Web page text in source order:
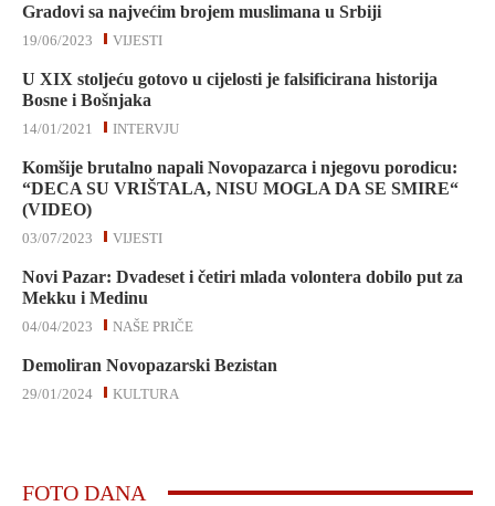
Gradovi sa najvećim brojem muslimana u Srbiji
VIJESTI
19/06/2023
U XIX stoljeću gotovo u cijelosti je falsificirana historija
Bosne i Bošnjaka
INTERVJU
14/01/2021
Komšije brutalno napali Novopazarca i njegovu porodicu:
“DECA SU VRIŠTALA, NISU MOGLA DA SE SMIRE“
(VIDEO)
VIJESTI
03/07/2023
Novi Pazar: Dvadeset i četiri mlada volontera dobilo put za
Mekku i Medinu
NAŠE PRIČE
04/04/2023
Demoliran Novopazarski Bezistan
KULTURA
29/01/2024
FOTO DANA